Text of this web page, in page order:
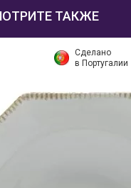
ТАКЖЕ
Сделано
в Португалии